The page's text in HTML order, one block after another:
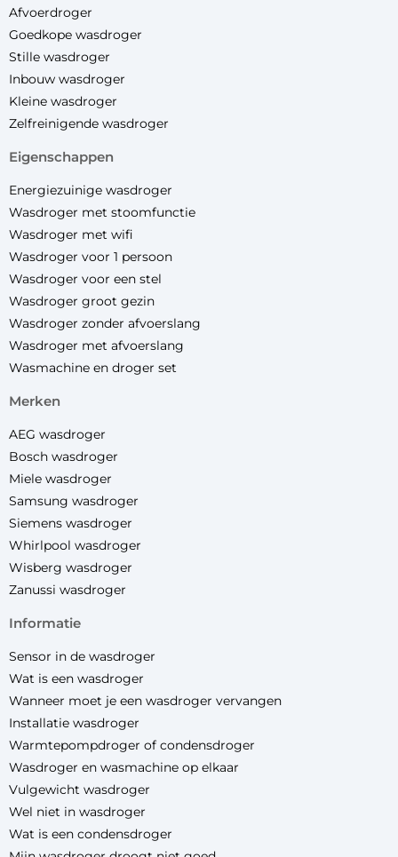
Afvoerdroger
Goedkope wasdroger
Stille wasdroger
Inbouw wasdroger
Kleine wasdroger
Zelfreinigende wasdroger
eigenschappen
Energiezuinige wasdroger
Wasdroger met stoomfunctie
Wasdroger met wifi
Wasdroger voor 1 persoon
Wasdroger voor een stel
Wasdroger groot gezin
Wasdroger zonder afvoerslang
Wasdroger met afvoerslang
Wasmachine en droger set
merken
AEG wasdroger
Bosch wasdroger
Miele wasdroger
Samsung wasdroger
Siemens wasdroger
Whirlpool wasdroger
Wisberg wasdroger
Zanussi wasdroger
informatie
Sensor in de wasdroger
Wat is een wasdroger
Wanneer moet je een wasdroger vervangen
Installatie wasdroger
Warmtepompdroger of condensdroger
Wasdroger en wasmachine op elkaar
Vulgewicht wasdroger
Wel niet in wasdroger
Wat is een condensdroger